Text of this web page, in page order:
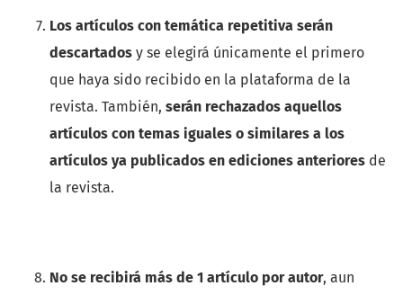
Los artículos con temática repetitiva serán
descartados y se elegirá únicamente el primero
que haya sido recibido en la plataforma de la
revista. También, serán rechazados aquellos
artículos con temas iguales o similares a los
artículos ya publicados en ediciones anteriores de
la revista.
No se recibirá más de 1 artículo por autor, aun